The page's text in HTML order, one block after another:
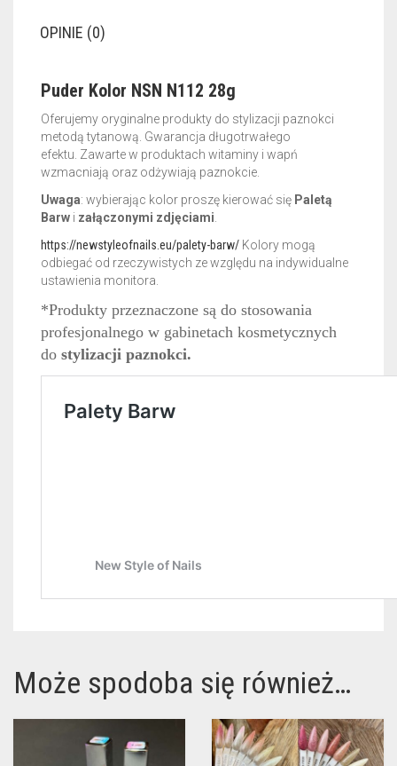
OPINIE (0)
Puder Kolor NSN N112 28g
Oferujemy oryginalne produkty do stylizacji paznokci
metodą tytanową. Gwarancja długotrwałego
efektu. Zawarte w produktach witaminy i wapń
wzmacniają oraz odżywiają paznokcie.
Uwaga: wybierając kolor proszę kierować się Paletą
Barw i załączonymi zdjęciami
https://newstyleofnails.eu/palety-barw/ Kolory mogą
odbiegać od rzeczywistych ze względu na indywidualne
ustawienia monitora.
*Produkty przeznaczone są do stosowania
profesjonalnego w gabinetach kosmetycznych
do stylizacji paznokci.
Może spodoba się również…